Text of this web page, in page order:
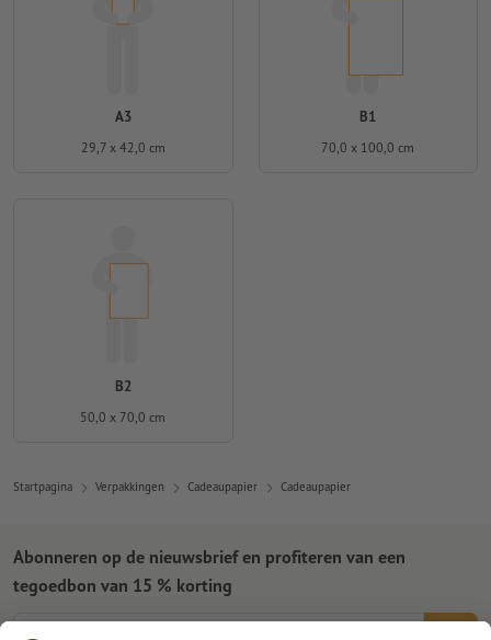
A3
29,7 x 42,0 cm
B1
70,0 x 100,0 cm
B2
50,0 x 70,0 cm
Startpagina Verpakkingen Cadeaupapier Cadeaupapier
Abonneren op de nieuwsbrief en profiteren van een
tegoedbon van 15 % korting